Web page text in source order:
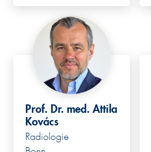
Prof. Dr. med. Attila
Kovács
Radiologie